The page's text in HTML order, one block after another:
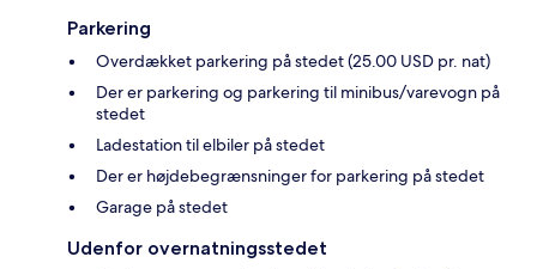
Parkering
Overdækket parkering på stedet (25.00 USD pr. nat)
Der er parkering og parkering til minibus/varevogn på
stedet
Ladestation til elbiler på stedet
Der er højdebegrænsninger for parkering på stedet
Garage på stedet
Udenfor overnatningsstedet